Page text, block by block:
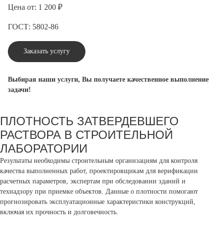
Цена от: 1 200 ₽
ГОСТ: 5802-86
Заказать услугу
Выбирая наши услуги, Вы получаете качественное выполнение
задачи!
ПЛОТНОСТЬ ЗАТВЕРДЕВШЕГО
РАСТВОРА В СТРОИТЕЛЬНОЙ
ЛАБОРАТОРИИ
Результаты необходимы строительным организациям для контроля
качества выполненных работ, проектировщикам для верификации
расчетных параметров, экспертам при обследовании зданий и
технадзору при приемке объектов. Данные о плотности помогают
прогнозировать эксплуатационные характеристики конструкций,
включая их прочность и долговечность.